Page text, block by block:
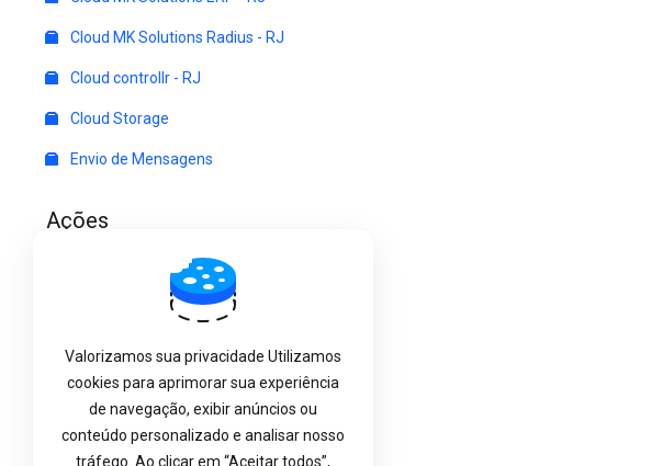
Cloud MK Solutions Radius - RJ
Cloud controllr - RJ
Cloud Storage
Envio de Mensagens
Ações
Registrar um novo domínio
Transferir um domínio
Visualizar carrinho
Escolha a Moeda
Valorizamos sua privacidade Utilizamos
cookies para aprimorar sua experiência
de navegação, exibir anúncios ou
conteúdo personalizado e analisar nosso
tráfego. Ao clicar em “Aceitar todos”,